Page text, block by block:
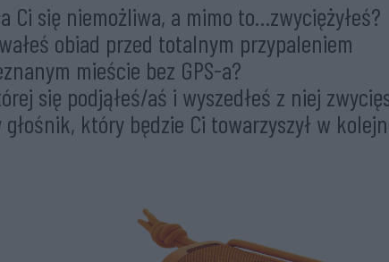
Ci się niemożliwa, a mimo to…zwyciężyłeś?
obiad przed totalnym przypaleniem
mieście bez GPS-a?
się podjąłeś/aś i wyszedłeś z niej
który będzie Ci towarzyszył w